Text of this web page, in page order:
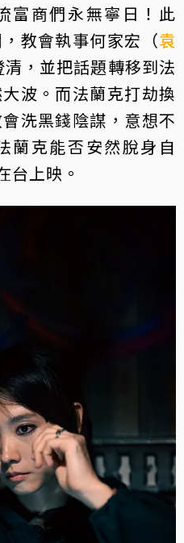
富商們永無寧日！此
教會執事何家宏（袁
，並把話題轉移到法
波。而法蘭克打劫換
洗黑錢陰謀，意想不
蘭克能否安然脫身自
台上映。